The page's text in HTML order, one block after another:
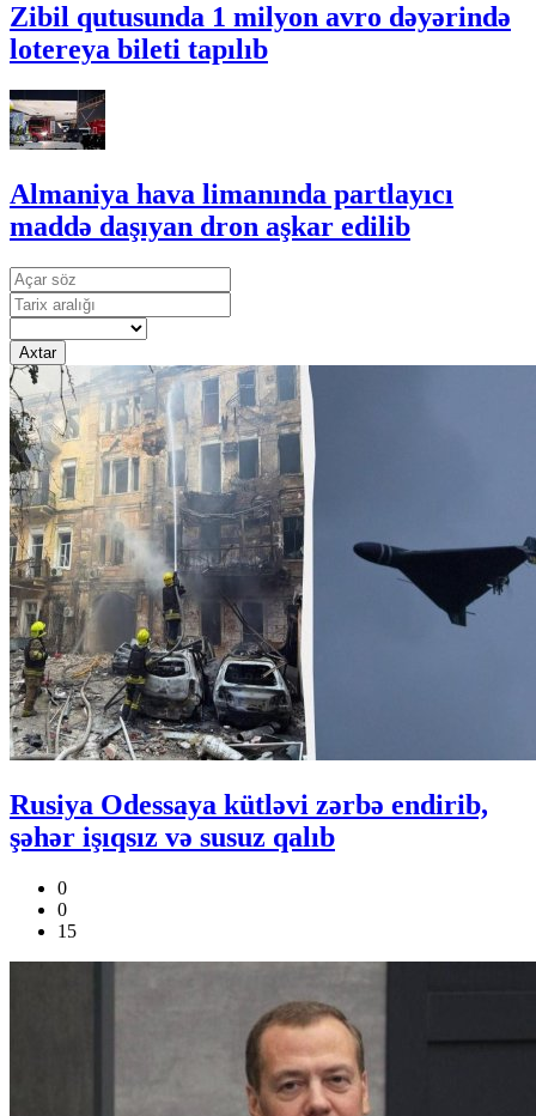
Zibil qutusunda 1 milyon avro dəyərində
lotereya bileti tapılıb
Almaniya hava limanında partlayıcı
maddə daşıyan dron aşkar edilib
Axtar
Rusiya Odessaya kütləvi zərbə endirib,
şəhər işıqsız və susuz qalıb
0
0
15